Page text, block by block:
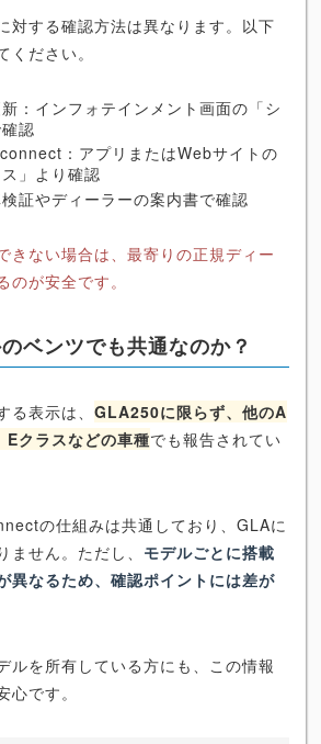
対する確認方法は異なります。以下
ださい。
：インフォテインメント画面の「シ
認
：アプリまたはWebサイトの
ス」より確認
証やディーラーの案内書で確認
きない場合は、最寄りの正規ディー
のが安全です。
ベンツでも共通なのか？
る表示は、 GLA250に限らず、他のA
Eクラスなどの車種でも報告されてい
の仕組みは共通しており、GLAに
せん。ただし、 モデルごとに搭載
異なるため、確認ポイントには差が
ルを所有している方にも、この情報
です。